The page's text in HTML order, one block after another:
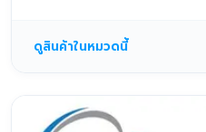
ดูสินค้าในหมวดนี้